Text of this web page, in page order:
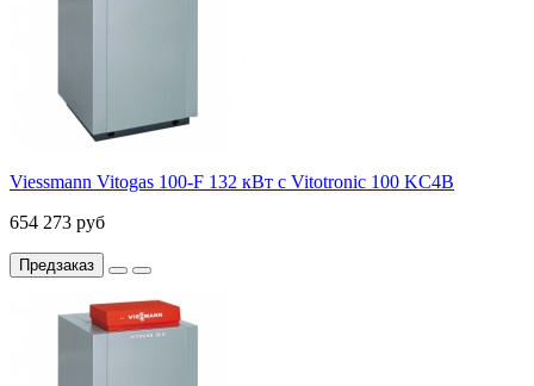
Viessmann Vitogas 100-F 132 кВт c Vitotronic 100 KC4B
654 273 руб
Предзаказ